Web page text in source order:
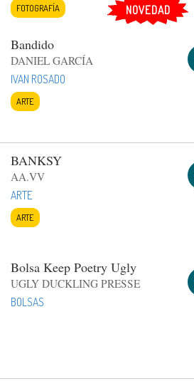
FOTOGRAFÍA NOVEDAD
Bandido
DANIEL GARCÍA
IVAN ROSADO
ARTE
BANKSY
AA.VV
ARTE
ARTE
Bolsa Keep Poetry Ugly
UGLY DUCKLING PRESSE
BOLSAS